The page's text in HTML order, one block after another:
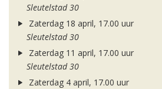
Sleutelstad 30
Zaterdag 18 april, 17.00 uur
Sleutelstad 30
Zaterdag 11 april, 17.00 uur
Sleutelstad 30
Zaterdag 4 april, 17.00 uur